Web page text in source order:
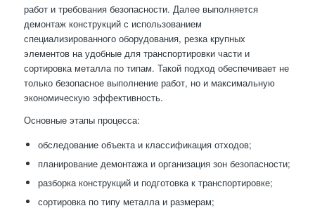
работ и требования безопасности. Далее выполняется
демонтаж конструкций с использованием
специализированного оборудования, резка крупных
элементов на удобные для транспортировки части и
сортировка металла по типам. Такой подход обеспечивает не
только безопасное выполнение работ, но и максимальную
экономическую эффективность.
Основные этапы процесса:
обследование объекта и классификация отходов;
планирование демонтажа и организация зон безопасности;
разборка конструкций и подготовка к транспортировке;
сортировка по типу металла и размерам;